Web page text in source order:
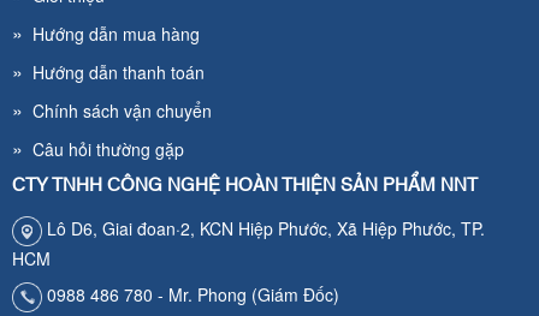
» Hướng dẫn mua hàng
» Hướng dẫn thanh toán
» Chính sách vận chuyển
» Câu hỏi thường gặp
CTY TNHH CÔNG NGHỆ HOÀN THIỆN SẢN PHẨM NNT
Lô D6, Giai đoan·2, KCN Hiệp Phước, Xã Hiệp Phước, TP.
HCM
0988 486 780 - Mr. Phong (Giám Đốc)